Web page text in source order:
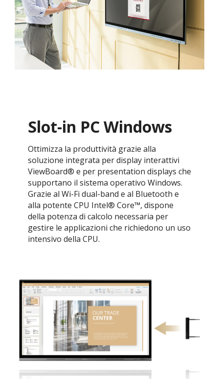
Slot-in PC Windows
​​Ottimizza la produttività grazie alla
soluzione integrata per display interattivi
ViewBoard® e per presentation displays che
supportano il sistema operativo Windows.
Grazie al Wi-Fi dual-band e al Bluetooth e
alla potente CPU Intel® Core™, dispone
della potenza di calcolo necessaria per
gestire le applicazioni che richiedono un uso
intensivo della CPU.